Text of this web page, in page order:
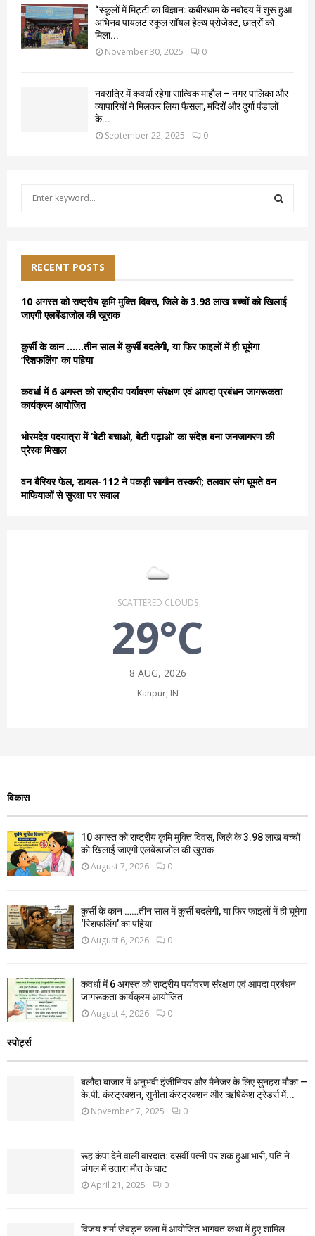
“स्कूलों में मिट्टी का विज्ञान: कबीरधाम के नवोदय में शुरू हुआ
अभिनव पायलट स्कूल सॉयल हेल्थ प्रोजेक्ट, छात्रों को
मिला...
November 30, 2025 0
नवरात्रि में कवर्धा रहेगा सात्विक माहौल – नगर पालिका और
व्यापारियों ने मिलकर लिया फैसला, मंदिरों और दुर्गा पंडालों
के...
September 22, 2025 0
f
o
r
RECENT POSTS
10 अगस्त को राष्ट्रीय कृमि मुक्ति दिवस, जिले के 3.98 लाख बच्चों को खिलाई
जाएगी एलबेंडाजोल की खुराक
कुर्सी के कान ……तीन साल में कुर्सी बदलेगी, या फिर फाइलों में ही घूमेगा
‘रिशफलिंग’ का पहिया
कवर्धा में 6 अगस्त को राष्ट्रीय पर्यावरण संरक्षण एवं आपदा प्रबंधन जागरूकता
कार्यक्रम आयोजित
भोरमदेव पदयात्रा में ‘बेटी बचाओ, बेटी पढ़ाओ’ का संदेश बना जनजागरण की
प्रेरक मिसाल
वन बैरियर फेल, डायल-112 ने पकड़ी सागौन तस्करी; तलवार संग घूमते वन
माफियाओं से सुरक्षा पर सवाल
SCATTERED CLOUDS
29°C
8 AUG, 2026
Kanpur, IN
विकास
10 अगस्त को राष्ट्रीय कृमि मुक्ति दिवस, जिले के 3.98 लाख बच्चों
को खिलाई जाएगी एलबेंडाजोल की खुराक
August 7, 2026 0
कुर्सी के कान ……तीन साल में कुर्सी बदलेगी, या फिर फाइलों में ही घूमेगा
‘रिशफलिंग’ का पहिया
August 6, 2026 0
कवर्धा में 6 अगस्त को राष्ट्रीय पर्यावरण संरक्षण एवं आपदा प्रबंधन
जागरूकता कार्यक्रम आयोजित
August 4, 2026 0
स्पोर्ट्स
बलौदा बाजार में अनुभवी इंजीनियर और मैनेजर के लिए सुनहरा मौका —
के.पी. कंस्ट्रक्शन, सुनीता कंस्ट्रक्शन और ऋषिकेश ट्रेडर्स में...
November 7, 2025 0
रूह कंपा देने वाली वारदात: दसवीं पत्नी पर शक हुआ भारी, पति ने
जंगल में उतारा मौत के घाट
April 21, 2025 0
विजय शर्मा जेवड़न कला में आयोजित भागवत कथा में हुए शामिल